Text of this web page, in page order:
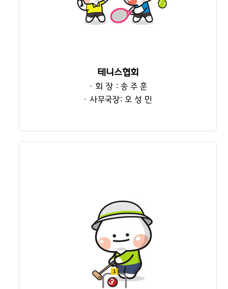
테니스협회
· 회 장 : 송 주 훈
· 사무국장: 오 성 민